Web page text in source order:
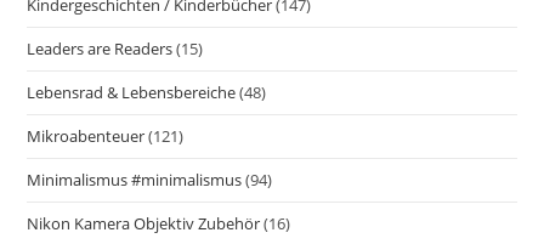
Kindergeschichten / Kinderbücher(147)
Leaders are Readers(15)
Lebensrad & Lebensbereiche(48)
Mikroabenteuer(121)
Minimalismus #minimalismus(94)
Nikon Kamera Objektiv Zubehör(16)